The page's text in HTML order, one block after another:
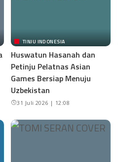
TINJU INDONESIA
Huswatun Hasanah dan
Petinju Pelatnas Asian
Games Bersiap Menuju
Uzbekistan
31 Juli 2026 | 12:08